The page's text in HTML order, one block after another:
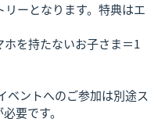
ーとなります。特典はエ
を持たないお子さま＝1
ントへのご参加は別途ス
要です。